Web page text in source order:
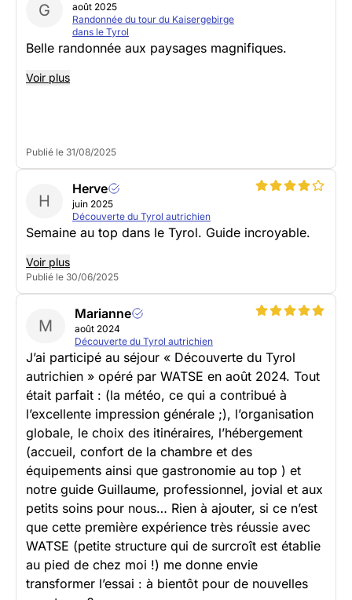
G
août 2025
Randonnée du tour du Kaisergebirge
dans le Tyrol
Belle randonnée aux paysages magnifiques.
Voir plus
Publié le 31/08/2025
H
Herve
juin 2025
Découverte du Tyrol autrichien
Semaine au top dans le Tyrol. Guide incroyable.
Voir plus
Publié le 30/06/2025
M
Marianne
août 2024
Découverte du Tyrol autrichien
J’ai participé au séjour « Découverte du Tyrol
autrichien » opéré par WATSE en août 2024. Tout
était parfait : (la météo, ce qui a contribué à
l’excellente impression générale ;), l’organisation
globale, le choix des itinéraires, l’hébergement
(accueil, confort de la chambre et des
équipements ainsi que gastronomie au top ) et
notre guide Guillaume, professionnel, jovial et aux
petits soins pour nous… Rien à ajouter, si ce n’est
que cette première expérience très réussie avec
WATSE (petite structure qui de surcroît est établie
au pied de chez moi !) me donne envie
transformer l’essai : à bientôt pour de nouvelles